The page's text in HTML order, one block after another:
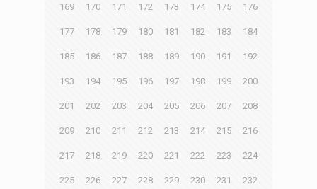
169 170 171 172 173 174 175 176
177 178 179 180 181 182 183 184
185 186 187 188 189 190 191 192
193 194 195 196 197 198 199 200
201 202 203 204 205 206 207 208
209 210 211 212 213 214 215 216
217 218 219 220 221 222 223 224
225 226 227 228 229 230 231 232